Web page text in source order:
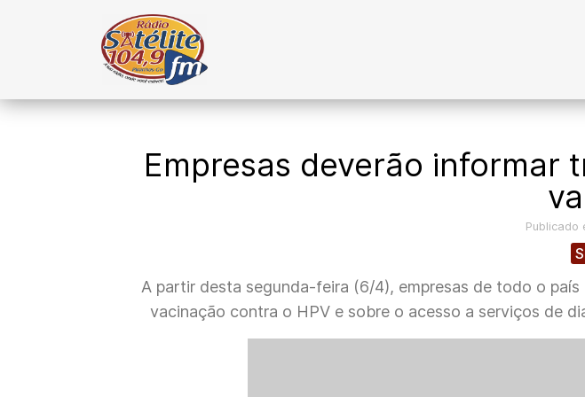
Empresas deverão informar
Publicado
A partir desta segunda-feira (6/4), empresas de todo o
vacinação contra o HPV e sobre o acesso a serviços de